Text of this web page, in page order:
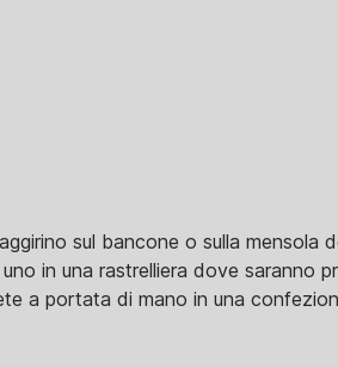
sul bancone o sulla mensola
in una rastrelliera dove
a portata di mano in una